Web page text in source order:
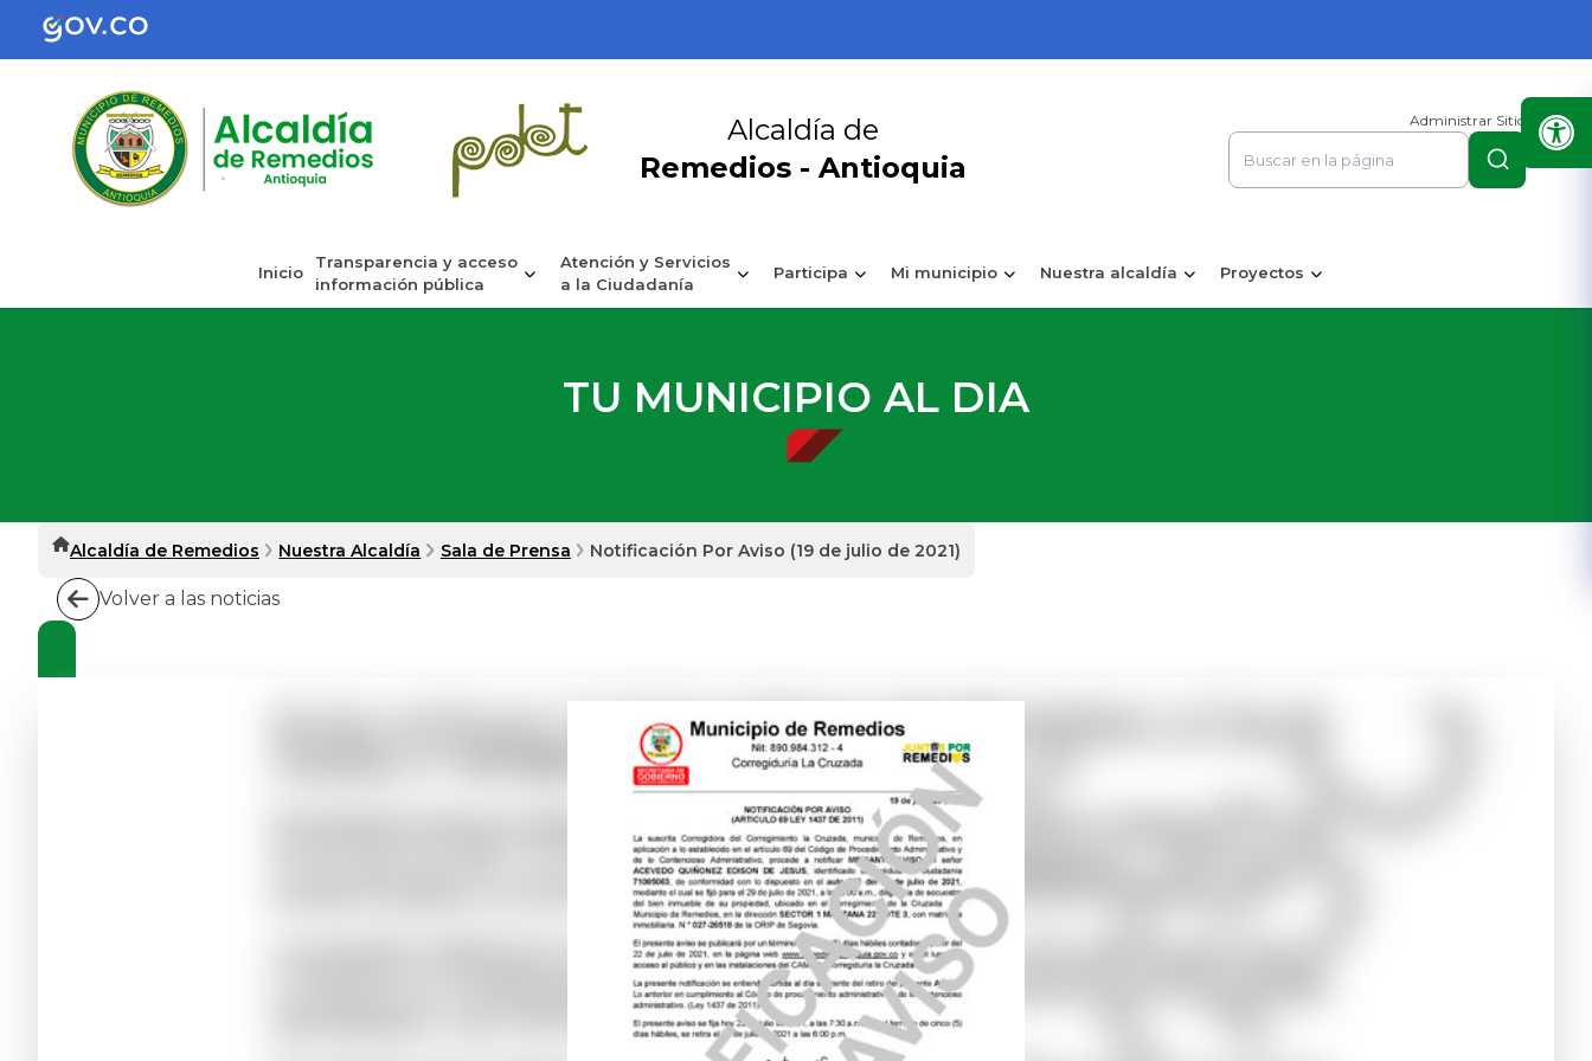
Alcaldía de
Remedios - Antioquia
Administrar Sitio
Inicio
Transparencia y acceso
información pública
Atención y Servicios
a la Ciudadanía
Participa Mi municipio Nuestra alcaldía Proyectos
TU MUNICIPIO AL DIA
Alcaldía de Remedios Nuestra Alcaldía Sala de Prensa Notificación Por Aviso (19 de julio de 2021)
Volver a las noticias